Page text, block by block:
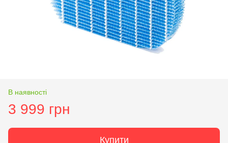
В наявності
3 999 грн
Купити